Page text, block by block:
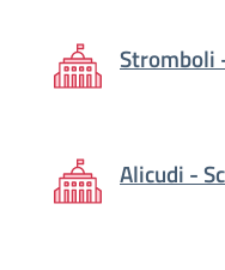
Stromboli
Alicudi -